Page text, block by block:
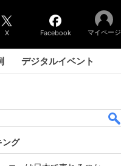
X Facebook マイページ
デジタルイベント
ング